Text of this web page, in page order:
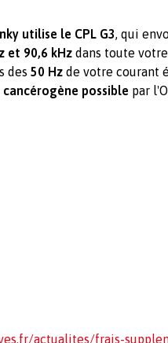
utilise le CPL G3, qui
et 90,6 kHz dans toute
des 50 Hz de votre courant
cancérogène possible par
actualites/frais-